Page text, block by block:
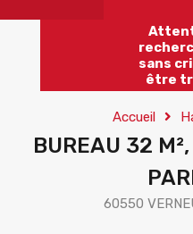
sans
être
Accueil
BUREAU 32
60550